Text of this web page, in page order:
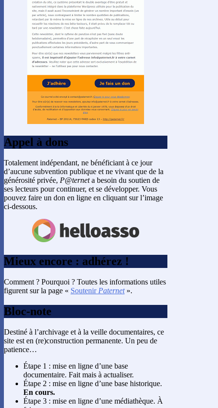
Appel à dons
Totalement indépendant, ne bénéficiant à ce jour
d’aucune subvention publique et ne vivant que de la
générosité privée, P@terneta besoin du soutien de
ses lecteurs pour continuer, et se développer. Vous
pouvez faire un don en ligne en cliquant sur l’image
ci-dessous.
Mieux encore : adhérez !
Comment ? Pourquoi ? Toutes les informations utiles
figurent sur la page « Soutenir Paternet».
Bloc-note
Destiné à l’archivage et à la veille documentaires, ce
site est en (re)construction permanente. Un peu de
patience…
Étape 1 : mise en ligne d’une base
documentaire. Fait mais à actualiser.
Étape 2 : mise en ligne d’une base historique.
En cours.
Étape 3 : mise en ligne d’une médiathèque. À